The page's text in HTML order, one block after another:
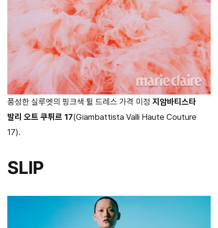
풍성한 실루엣의 핑크색 튈 드레스 가격 미정 지암바티스타
발리 오트 쿠튀르 17(Giambattista Valli Haute Couture
17).
SLIP